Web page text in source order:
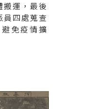
搬運，最後
員四處蒐查
免疫情擴